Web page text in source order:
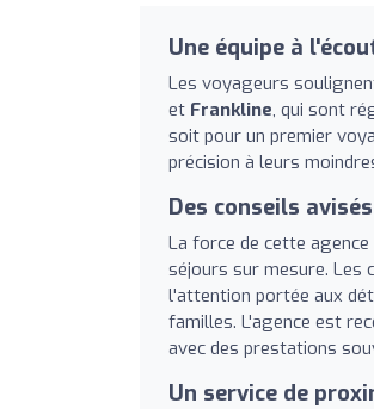
Une équipe à
Les voyageurs
et Frankline, qui sont
soit pour un premier
précision à leurs
Des conseils
La force de cette
séjours sur mesure. Les
l'attention portée aux
familles. L'agence est
avec des prestations
Un service de